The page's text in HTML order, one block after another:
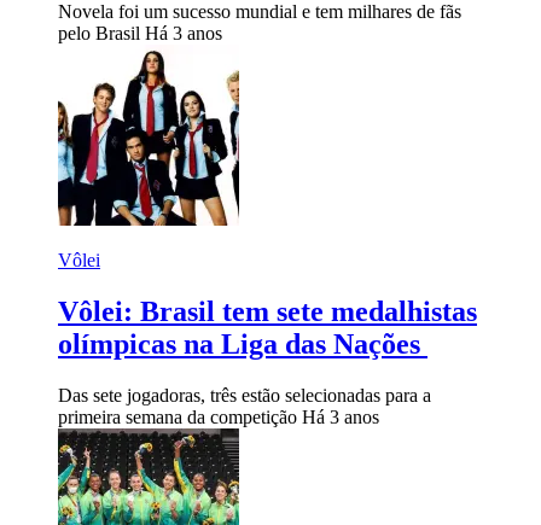
Novela foi um sucesso mundial e tem milhares de fãs
pelo Brasil Há 3 anos
Vôlei
Vôlei: Brasil tem sete medalhistas
olímpicas na Liga das Nações
Das sete jogadoras, três estão selecionadas para a
primeira semana da competição Há 3 anos